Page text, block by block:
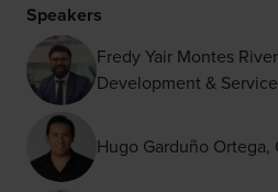
Speakers
Fredy Yair Montes
Development &
Hugo Garduño Ortega,